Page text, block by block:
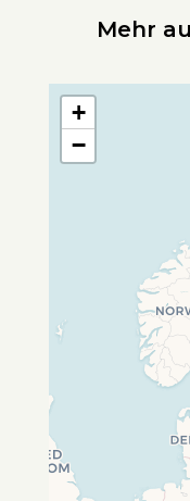
Mehr
+
−